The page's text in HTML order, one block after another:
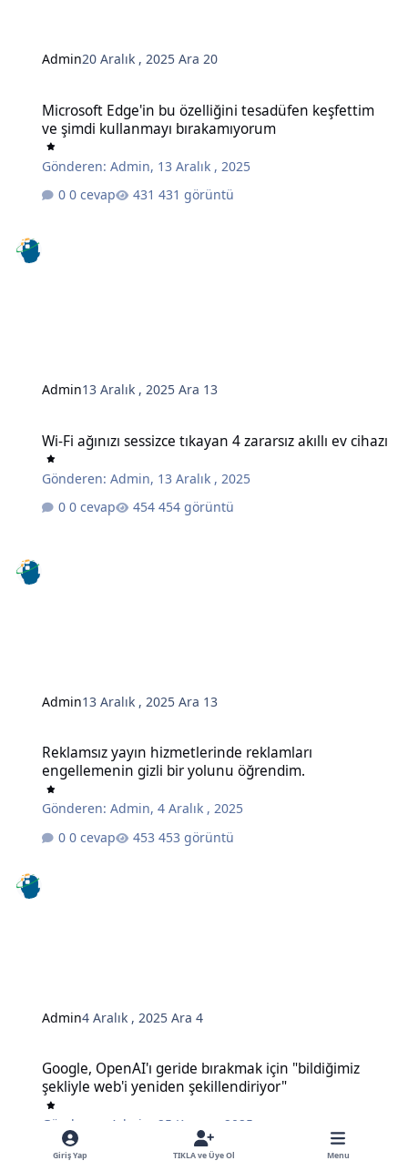
Admin20 Aralık , 2025Ara 20
Microsoft Edge'in bu özelliğini tesadüfen keşfettim
ve şimdi kullanmayı bırakamıyorum
Gönderen:Admin, 13 Aralık , 2025
0 cevap
431 görüntü
Admin13 Aralık , 2025Ara 13
Wi-Fi ağınızı sessizce tıkayan 4 zararsız akıllı ev cihazı
Gönderen:Admin, 13 Aralık , 2025
0 cevap
454 görüntü
Admin13 Aralık , 2025Ara 13
Reklamsız yayın hizmetlerinde reklamları
engellemenin gizli bir yolunu öğrendim.
Gönderen:Admin,4 Aralık , 2025
0 cevap
453 görüntü
Admin4 Aralık , 2025Ara 4
Google, OpenAI'ı geride bırakmak için "bildiğimiz
şekliyle web'i yeniden şekillendiriyor"
Gönderen: Admin
25 Kasım , 2025
0 cevap
496 görüntü
Giriş Yap TIKLA ve Üye Ol Menu